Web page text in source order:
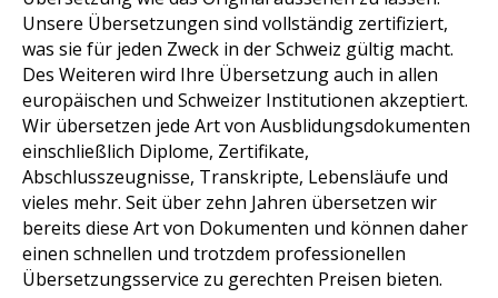
Unsere Übersetzungen sind vollständig zertifiziert,
was sie für jeden Zweck in der Schweiz gültig macht.
Des Weiteren wird Ihre Übersetzung auch in allen
europäischen und Schweizer Institutionen akzeptiert.
Wir übersetzen jede Art von Ausblidungsdokumenten
einschließlich Diplome, Zertifikate,
Abschlusszeugnisse, Transkripte, Lebensläufe und
vieles mehr. Seit über zehn Jahren übersetzen wir
bereits diese Art von Dokumenten und können daher
einen schnellen und trotzdem professionellen
Übersetzungsservice zu gerechten Preisen bieten.